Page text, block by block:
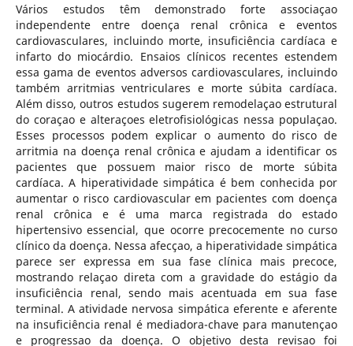
Vários estudos têm demonstrado forte associaçao
independente entre doença renal crônica e eventos
cardiovasculares, incluindo morte, insuficiência cardíaca e
infarto do miocárdio. Ensaios clínicos recentes estendem
essa gama de eventos adversos cardiovasculares, incluindo
também arritmias ventriculares e morte súbita cardíaca.
Além disso, outros estudos sugerem remodelaçao estrutural
do coraçao e alteraçoes eletrofisiológicas nessa populaçao.
Esses processos podem explicar o aumento do risco de
arritmia na doença renal crônica e ajudam a identificar os
pacientes que possuem maior risco de morte súbita
cardíaca. A hiperatividade simpática é bem conhecida por
aumentar o risco cardiovascular em pacientes com doença
renal crônica e é uma marca registrada do estado
hipertensivo essencial, que ocorre precocemente no curso
clínico da doença. Nessa afecçao, a hiperatividade simpática
parece ser expressa em sua fase clínica mais precoce,
mostrando relaçao direta com a gravidade do estágio da
insuficiência renal, sendo mais acentuada em sua fase
terminal. A atividade nervosa simpática eferente e aferente
na insuficiência renal é mediadora-chave para manutençao
e progressao da doença. O objetivo desta revisao foi